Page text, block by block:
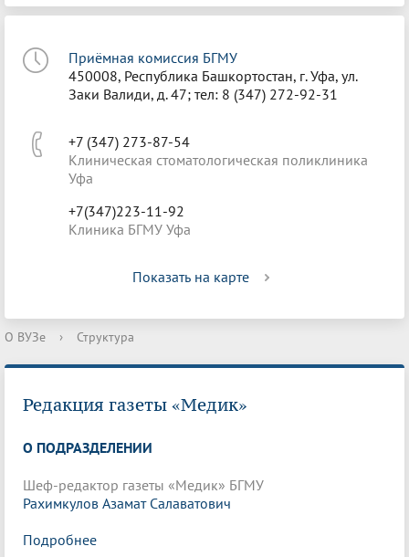
Приёмная комиссия БГМУ
450008, Республика Башкортостан, г. Уфа, ул.
Заки Валиди, д. 47; тел: 8 (347) 272-92-31
+7 (347) 273-87-54
Клиническая стоматологическая поликлиника
Уфа
+7(347)223-11-92
Клиника БГМУ Уфа
Показать на карте
О ВУЗе › Структура
Редакция газеты «Медик»
О ПОДРАЗДЕЛЕНИИ
Шеф-редактор газеты «Медик» БГМУ
Рахимкулов Азамат Салаватович
Подробнее